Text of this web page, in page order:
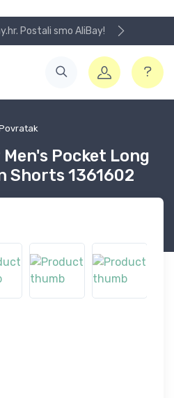
Postali smo AliBay!
Pocket Long
Shorts 1361602